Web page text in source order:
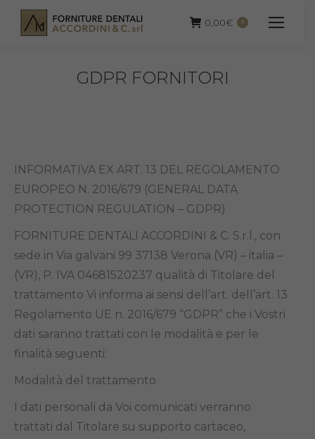
0,00€ 0
GDPR FORNITORI
INFORMATIVA EX ART. 13 DEL REGOLAMENTO
EUROPEO N. 2016/679 (GENERAL DATA
PROTECTION REGULATION – GDPR)
FORNITURE DENTALI ACCORDINI & C. S.r.l., con
sede in Via galvani 99 37138 Verona (VR) – italia –
(VR), P. IVA 04681520237 qualità di Titolare del
trattamento Vi informa ai sensi dell’art. dell’art. 13
Regolamento UE n. 2016/679 “GDPR” che i Vostri
dati saranno trattati con le modalità e per le
finalità seguenti:
Modalità del trattamento
I dati personali da Voi comunicati verranno
trattati dal Titolare su supporto cartaceo,